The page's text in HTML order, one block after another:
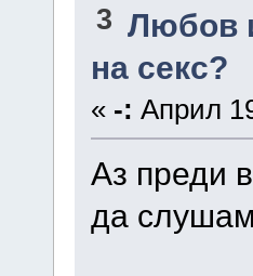
3 Любов
на секс?
« -: Април
Аз преди
да